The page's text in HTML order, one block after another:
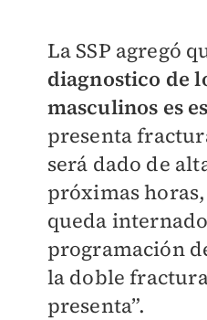
La SSP agregó
diagnostico de
masculinos es
presenta
será dado de
próximas
queda
programación
la doble
presenta”.